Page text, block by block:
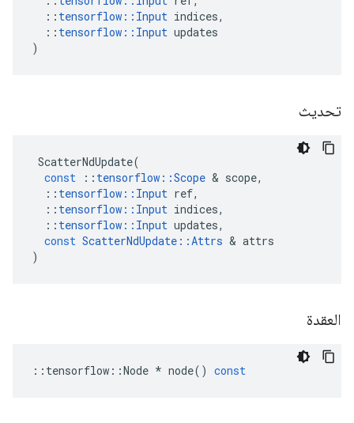
:: tensorflow :: Input indices,
:: tensorflow :: Input updates
)
تحديث
ScatterNdUpdate(
const
:: tensorflow ::Scope & scope,
:: tensorflow :: Input ref,
:: tensorflow :: Input indices,
:: tensorflow :: Input updates,
const ScatterNdUpdate ::Attrs & attrs
)
العقدة
:: tensorflow ::Node * node() const